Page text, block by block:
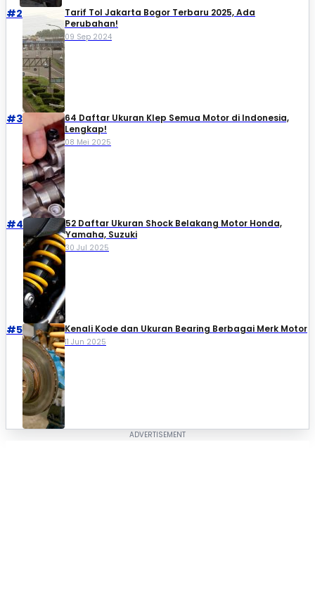
#2
Tarif Tol Jakarta Bogor Terbaru 2025, Ada
Perubahan!
09 Sep 2024
#3
64 Daftar Ukuran Klep Semua Motor di Indonesia,
Lengkap!
08 Mei 2025
#4
52 Daftar Ukuran Shock Belakang Motor Honda,
Yamaha, Suzuki​
30 Jul 2025
#5 Kenali Kode dan Ukuran Bearing Berbagai Merk Motor
11 Jun 2025